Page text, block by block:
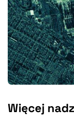
Więcej